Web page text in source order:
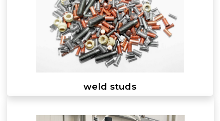
weld studs